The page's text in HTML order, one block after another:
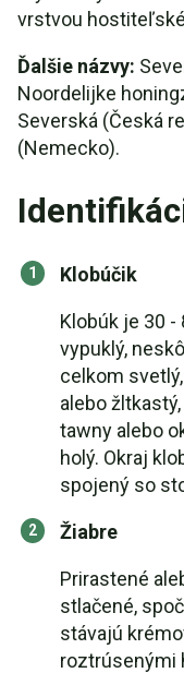
vrstvou
Ďalšie názvy:
Noordelijke
Severská (Česká
(Nemecko).
Klobúčik
Klobúk je 30 -
vypuklý,
celkom
alebo
tawny alebo
holý. Okraj
spojený so
Žiabre
Prirastené
stlačené,
stávajú
roztrúsenými